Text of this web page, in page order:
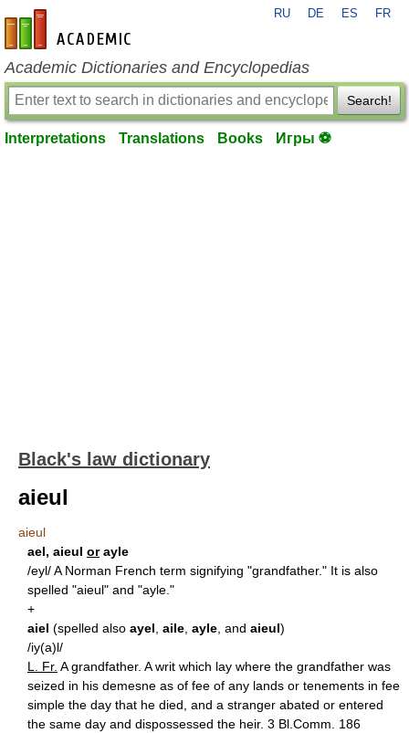
en-academic.com
RU DE ES FR
Academic Dictionaries and Encyclopedias
Search!
Interpretations Translations Books Игры ⚽
Black's law dictionary
aieul
aieul
ael, aieul orayle
/eyl/ A Norman French term signifying "grandfather." It is also
spelled "aieul" and "ayle."
+
aiel (spelled also ayel aile ayle , and aieul)
/iy(a)l/
L. Fr. A grandfather. A writ which lay where the grandfather was
seized in his demesne as of fee of any lands or tenements in fee
simple the day that he died, and a stranger abated or entered
the same day and dispossessed the heir. 3 Bl.Comm. 186